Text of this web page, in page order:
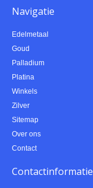
Navigatie
Edelmetaal
Goud
Palladium
Platina
Winkels
Zilver
Sitemap
Over ons
Contact
Contactinformatie